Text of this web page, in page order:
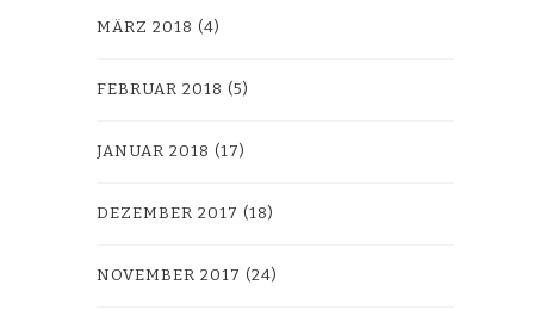
MÄRZ 2018 (4)
FEBRUAR 2018 (5)
JANUAR 2018 (17)
DEZEMBER 2017 (18)
NOVEMBER 2017 (24)